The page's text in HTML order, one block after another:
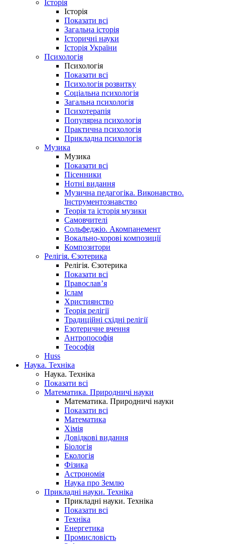
Історія
Історія
Показати всі
Загальна історія
Історичні науки
Історія України
Психологія
Психологія
Показати всі
Психологія розвитку
Соціальна психологія
Загальна психологія
Психотерапія
Популярна психологія
Практична психологія
Прикладна психологія
Музика
Музика
Показати всі
Пісенники
Нотні видання
Музична педагогіка. Виконавство.
Інструментознавство
Теорія та історія музики
Самовчителі
Сольфеджіо. Акомпанемент
Вокально-хорові композиції
Композитори
Релігія. Єзотерика
Релігія. Єзотерика
Показати всі
Православ’я
Іслам
Християнство
Теорія релігії
Традиційні східні релігії
Езотеричне вчення
Антропософія
Теософія
Huss
Наука. Техніка
Наука. Техніка
Показати всі
Математика. Природничі науки
Математика. Природничі науки
Показати всі
Математика
Хімія
Довідкові видання
Біологія
Екологія
Фізика
Астрономія
Наука про Землю
Прикладні науки. Техніка
Прикладні науки. Техніка
Показати всі
Техніка
Енергетика
Промисловість